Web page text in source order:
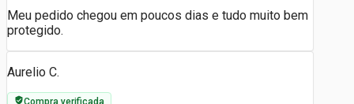
Meu pedido chegou em poucos dias e tudo muito bem
protegido.
Aurelio C.